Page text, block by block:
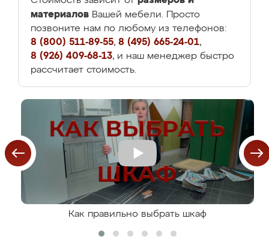
материалов Вашей мебели. Просто
позвоните нам по любому из телефонов:
8 (800) 511-89-55, 8 (495) 665-24-01,
8 (926) 409-68-13, и наш менеджер быстро
рассчитает стоимость.
Как правильно выбрать шкаф